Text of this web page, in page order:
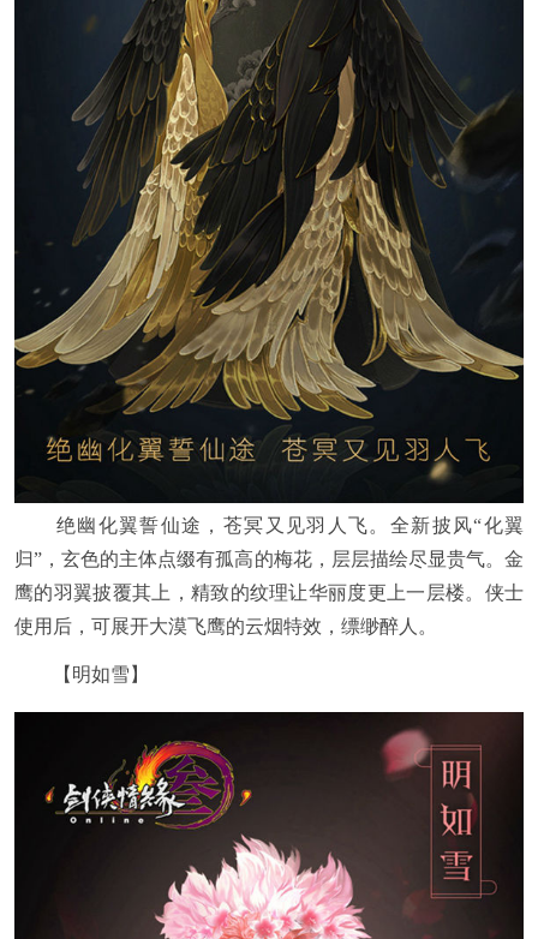
绝幽化翼誓仙途，苍冥又见羽人飞。全新披风“化翼
归”，玄色的主体点缀有孤高的梅花，层层描绘尽显贵气。金
鹰的羽翼披覆其上，精致的纹理让华丽度更上一层楼。侠士
使用后，可展开大漠飞鹰的云烟特效，缥缈醉人。
【明如雪】